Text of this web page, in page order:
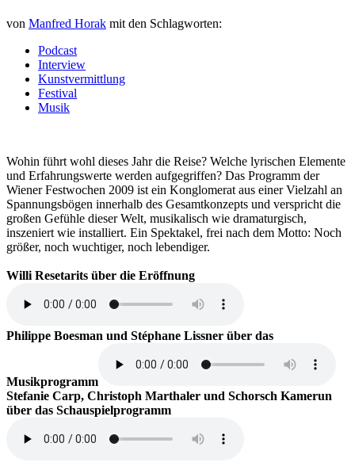
von Manfred Horak mit den Schlagworten:
Podcast
Interview
Kunstvermittlung
Festival
Musik
Wohin führt wohl dieses Jahr die Reise? Welche lyrischen Elemente
und Erfahrungswerte werden aufgegriffen? Das Programm der
Wiener Festwochen 2009 ist ein Konglomerat aus einer Vielzahl an
Spannungsbögen innerhalb des Gesamtkonzepts und verspricht die
großen Gefühle dieser Welt, musikalisch wie dramaturgisch,
inszeniert wie installiert. Ein Spektakel, frei nach dem Motto: Noch
größer, noch wuchtiger, noch lebendiger.
Willi Resetarits über die Eröffnung
Philippe Boesman und Stéphane Lissner über das
Musikprogramm
Stefanie Carp, Christoph Marthaler und Schorsch Kamerun
über das Schauspielprogramm